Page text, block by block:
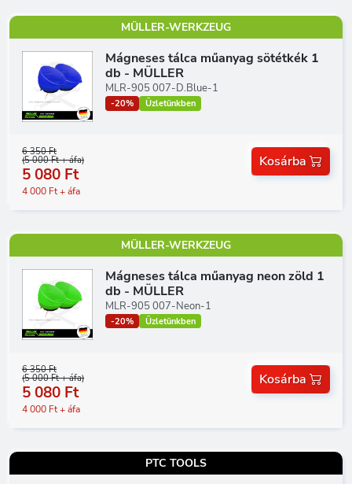
MÜLLER-WERKZEUG
Mágneses tálca műanyag sötétkék 1
db - MÜLLER
MLR-905 007-D.Blue-1
-20% Üzletünkben
6 350 Ft
(5 000 Ft + áfa)
5 080 Ft
4 000 Ft + áfa
Kosárba
MÜLLER-WERKZEUG
Mágneses tálca műanyag neon zöld 1
db - MÜLLER
MLR-905 007-Neon-1
-20% Üzletünkben
6 350 Ft
(5 000 Ft + áfa)
5 080 Ft
4 000 Ft + áfa
Kosárba
PTC TOOLS